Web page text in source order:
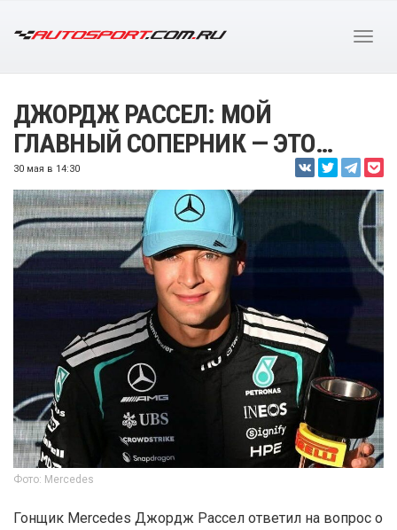
ДЖОРДЖ РАССЕЛ: МОЙ
ГЛАВНЫЙ СОПЕРНИК — ЭТО…
30 мая в 14:30
Фото: Mercedes
Гонщик Mercedes Джордж Рассел ответил на вопрос о